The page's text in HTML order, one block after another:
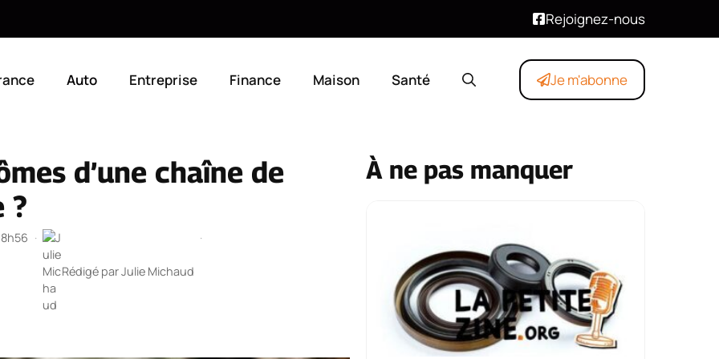
Rejoignez-nous
Auto Entreprise Finance Maison Santé Je m'abonne
d’une chaîne de
?
·
Rédigé parJulie Michaud
·
À ne pas manquer